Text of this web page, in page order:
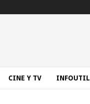
CINE Y TV INFOUTIL